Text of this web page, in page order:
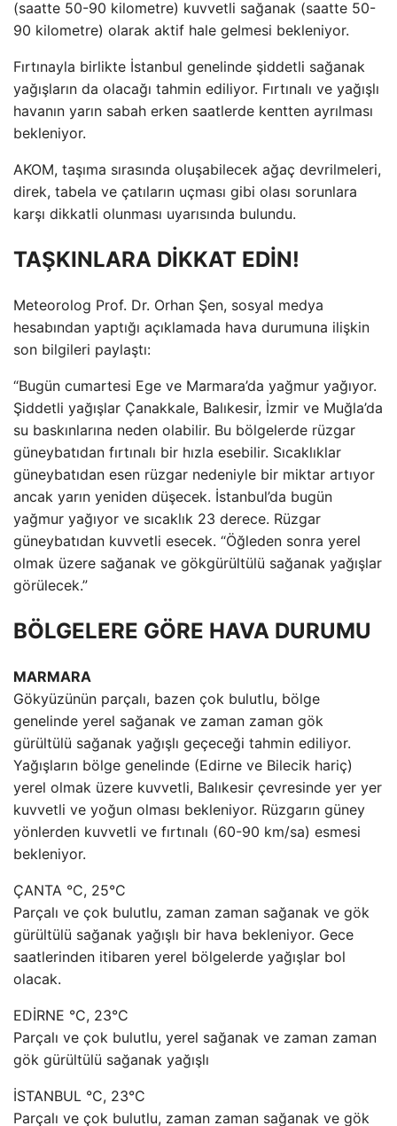
(saatte 50-90 kilometre) kuvvetli sağanak (saatte 50-
90 kilometre) olarak aktif hale gelmesi bekleniyor.
Fırtınayla birlikte İstanbul genelinde şiddetli sağanak
yağışların da olacağı tahmin ediliyor. Fırtınalı ve yağışlı
havanın yarın sabah erken saatlerde kentten ayrılması
bekleniyor.
AKOM, taşıma sırasında oluşabilecek ağaç devrilmeleri,
direk, tabela ve çatıların uçması gibi olası sorunlara
karşı dikkatli olunması uyarısında bulundu.
TAŞKINLARA DİKKAT EDİN!
Meteorolog Prof. Dr. Orhan Şen, sosyal medya
hesabından yaptığı açıklamada hava durumuna ilişkin
son bilgileri paylaştı:
“Bugün cumartesi Ege ve Marmara’da yağmur yağıyor.
Şiddetli yağışlar Çanakkale, Balıkesir, İzmir ve Muğla’da
su baskınlarına neden olabilir. Bu bölgelerde rüzgar
güneybatıdan fırtınalı bir hızla esebilir. Sıcaklıklar
güneybatıdan esen rüzgar nedeniyle bir miktar artıyor
ancak yarın yeniden düşecek. İstanbul’da bugün
yağmur yağıyor ve sıcaklık 23 derece. Rüzgar
güneybatıdan kuvvetli esecek. “Öğleden sonra yerel
olmak üzere sağanak ve gökgürültülü sağanak yağışlar
görülecek.”
BÖLGELERE GÖRE HAVA DURUMU
MARMARA
Gökyüzünün parçalı, bazen çok bulutlu, bölge
genelinde yerel sağanak ve zaman zaman gök
gürültülü sağanak yağışlı geçeceği tahmin ediliyor.
Yağışların bölge genelinde (Edirne ve Bilecik hariç)
yerel olmak üzere kuvvetli, Balıkesir çevresinde yer yer
kuvvetli ve yoğun olması bekleniyor. Rüzgarın güney
yönlerden kuvvetli ve fırtınalı (60-90 km/sa) esmesi
bekleniyor.
ÇANTA °C, 25°C
Parçalı ve çok bulutlu, zaman zaman sağanak ve gök
gürültülü sağanak yağışlı bir hava bekleniyor. Gece
saatlerinden itibaren yerel bölgelerde yağışlar bol
olacak.
EDİRNE °C, 23°C
Parçalı ve çok bulutlu, yerel sağanak ve zaman zaman
gök gürültülü sağanak yağışlı
İSTANBUL °C, 23°C
Parçalı ve çok bulutlu, zaman zaman sağanak ve gök